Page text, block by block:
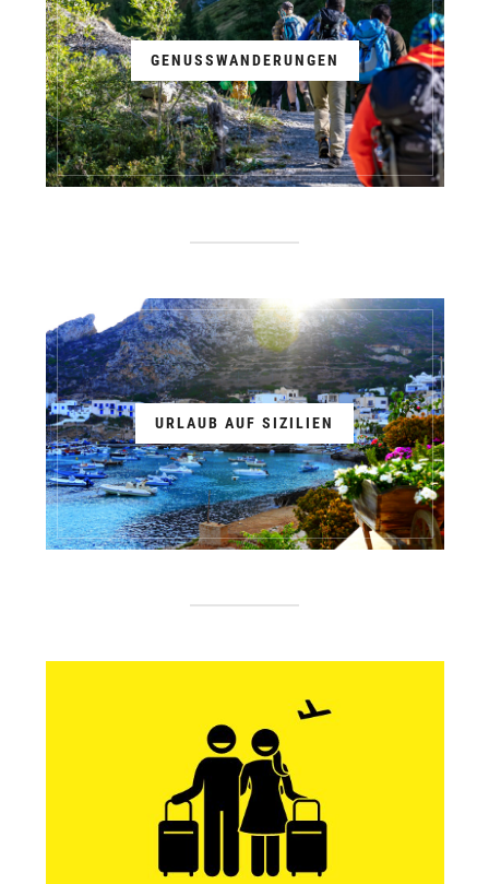
GENUSSWANDERUNGEN
URLAUB AUF SIZILIEN